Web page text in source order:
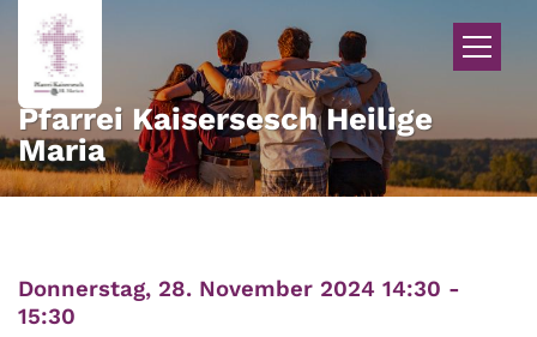
Zum Inhalt springen
Pfarrei Kaisersesch Heilige
Maria
Donnerstag, 28. November 2024 14:30 -
15:30